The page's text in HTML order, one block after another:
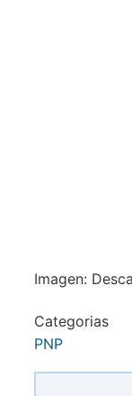
Imagen:
Categorias
PNP